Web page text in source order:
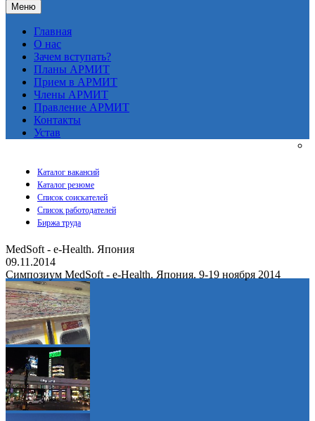
Меню
Главная
О нас
Зачем вступать?
Планы АРМИТ
Прием в АРМИТ
Члены АРМИТ
Правление АРМИТ
Контакты
Устав
Каталог вакансий
Каталог резюме
Список соискателей
Список работодателей
Биржа труда
MedSoft - e-Health. Япония
09.11.2014
Симпозиум MedSoft - e-Health. Япония. 9-19 ноября 2014